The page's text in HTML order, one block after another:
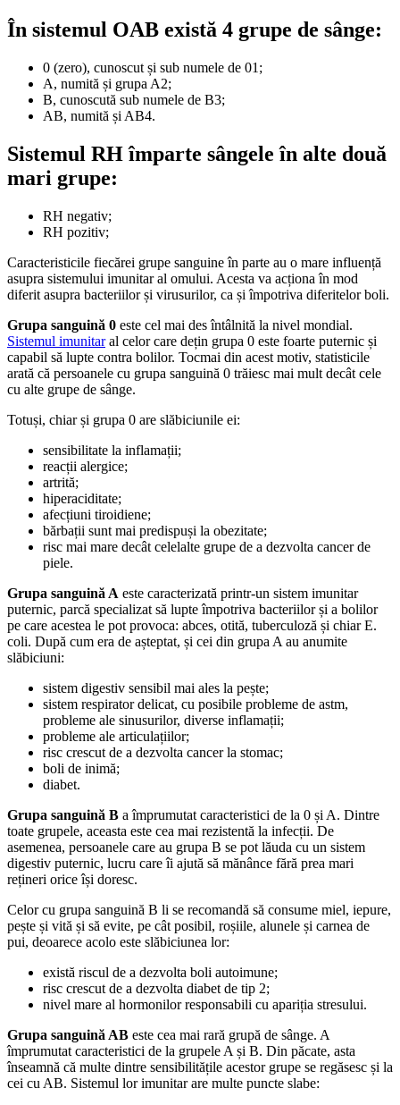
În sistemul OAB există 4 grupe de sânge:
0 (zero), cunoscut și sub numele de 01;
A, numită și grupa A2;
B, cunoscută sub numele de B3;
AB, numită și AB4.
Sistemul RHîmparte sângele în alte două
mari grupe:
RH negativ;
RH pozitiv;
Caracteristicile fiecărei grupe sanguine în parte au o mare influență
asupra sistemului imunitar al omului. Acesta va acționa în mod
diferit asupra bacteriilor și virusurilor, ca și împotriva diferitelor boli.
Grupa sanguină 0 este cel mai des întâlnită la nivel mondial.
Sistemul imunitaral celor care dețin grupa 0 este foarte puternic și
capabil să lupte contra bolilor. Tocmai din acest motiv, statisticile
arată că persoanele cu grupa sanguină 0 trăiesc mai mult decât cele
cu alte grupe de sânge.
Totuși, chiar și grupa 0 are slăbiciunile ei:
sensibilitate la inflamații;
reacții alergice;
artrită;
hiperaciditate;
afecțiuni tiroidiene;
bărbații sunt mai predispuși la obezitate;
risc mai mare decât celelalte grupe de a dezvolta cancer de
piele.
Grupa sanguină A este caracterizată printr-un sistem imunitar
puternic, parcă specializat să lupte împotriva bacteriilor și a bolilor
pe care acestea le pot provoca: abces, otită, tuberculoză și chiar E.
coli. După cum era de așteptat, și cei din grupa A au anumite
slăbiciuni:
sistem digestiv sensibil mai ales la pește;
sistem respirator delicat, cu posibile probleme de astm,
probleme ale sinusurilor, diverse inflamații;
probleme ale articulațiilor;
risc crescut de a dezvolta cancer la stomac;
boli de inimă;
diabet.
Grupa sanguină B a împrumutat caracteristici de la 0 și A. Dintre
toate grupele, aceasta este cea mai rezistentă la infecții. De
asemenea, persoanele care au grupa B se pot lăuda cu un sistem
digestiv puternic, lucru care îi ajută să mănânce fără prea mari
rețineri orice își doresc.
Celor cu grupa sanguină B li se recomandă să consume miel, iepure,
pește și vită și să evite, pe cât posibil, roșiile, alunele și carnea de
pui, deoarece acolo este slăbiciunea lor:
există riscul de a dezvolta boli autoimune;
risc crescut de a dezvolta diabet de tip 2;
nivel mare al hormonilor responsabili cu apariția stresului.
Grupa sanguină AB este cea mai rară grupă de sânge. A
împrumutat caracteristici de la grupele A și B. Din păcate, asta
înseamnă că multe dintre sensibilitățile acestor grupe se regăsesc și la
cei cu AB. Sistemul lor imunitar are multe puncte slabe: